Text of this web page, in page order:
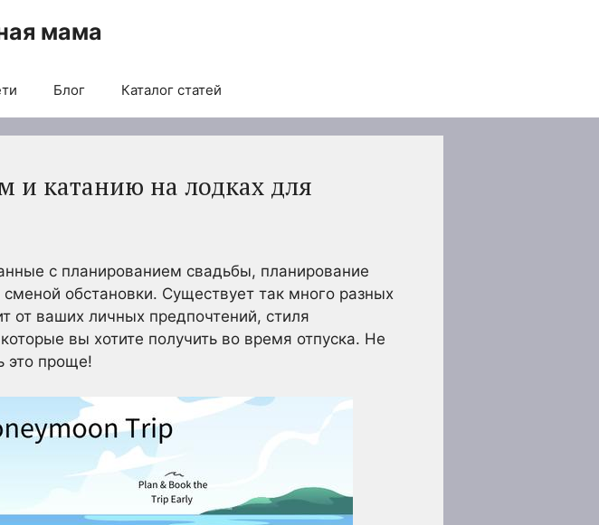
мама
Блог Каталог статей
и катанию на лодках для
с планированием свадьбы, планирование
обстановки. Существует так много разных
от ваших личных предпочтений, стиля
вы хотите получить во время отпуска. Не
это проще!